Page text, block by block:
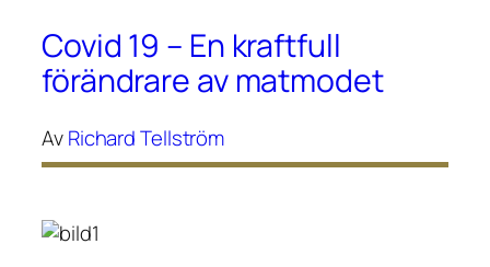
Covid 19 – En kraftfull
förändrare av matmodet
AvRichard Tellström